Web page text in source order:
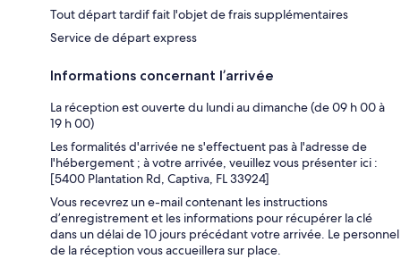
Tout départ tardif fait l'objet de frais supplémentaires
Service de départ express
Informations concernant l’arrivée
La réception est ouverte du lundi au dimanche (de 09 h 00 à
19 h 00)
Les formalités d'arrivée ne s'effectuent pas à l'adresse de
l'hébergement ; à votre arrivée, veuillez vous présenter ici :
[5400 Plantation Rd, Captiva, FL 33924]
Vous recevrez un e-mail contenant les instructions
d’enregistrement et les informations pour récupérer la clé
dans un délai de 10 jours précédant votre arrivée. Le personnel
de la réception vous accueillera sur place.